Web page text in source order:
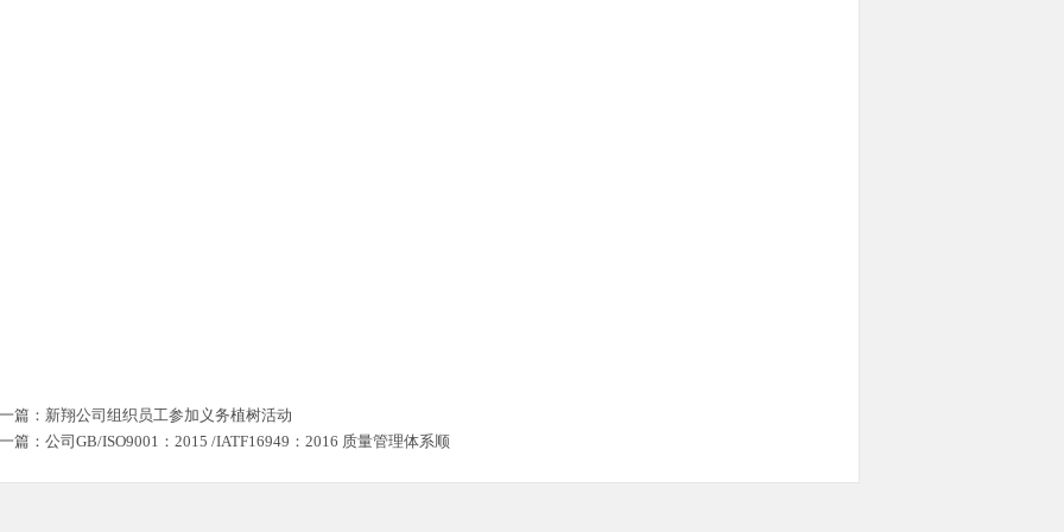
篇： 新翔公司组织员工参加义务植树活动
篇： 公司GB/ISO9001：2015 /IATF16949：2016 质量管理体系顺